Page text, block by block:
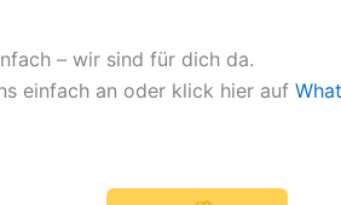
– wir sind für dich da.
einfach an oder klick hier auf